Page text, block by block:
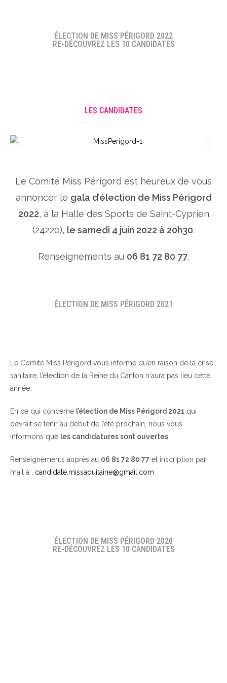
ÉLECTION DE MISS PÉRIGORD 2022
RE-DÉCOUVREZ LES 10 CANDIDATES
LES CANDIDATES
Le Comité Miss Périgord est heureux de vous
annoncer le gala d’élection de Miss Périgord
2022, à la Halle des Sports de Saint-Cyprien
(24220), le samedi 4 juin 2022 à 20h30.
Renseignements au 06 81 72 80 77.
ÉLECTION DE MISS PÉRIGORD 2021
Le Comité Miss Périgord vous informe qu’en raison de la crise
sanitaire, l’élection de la Reine du Canton n‘aura pas lieu cette
année.
En ce qui concerne l’élection de Miss Périgord 2021 qui
devrait se tenir au début de l’été prochain, nous vous
informons que les candidatures sont ouvertes !
Renseignements auprès au 06 81 72 80 77 et inscription par
mail à : candidate.missaquitaine@gmail.com
ÉLECTION DE MISS PÉRIGORD 2020
RE-DÉCOUVREZ LES 10 CANDIDATES